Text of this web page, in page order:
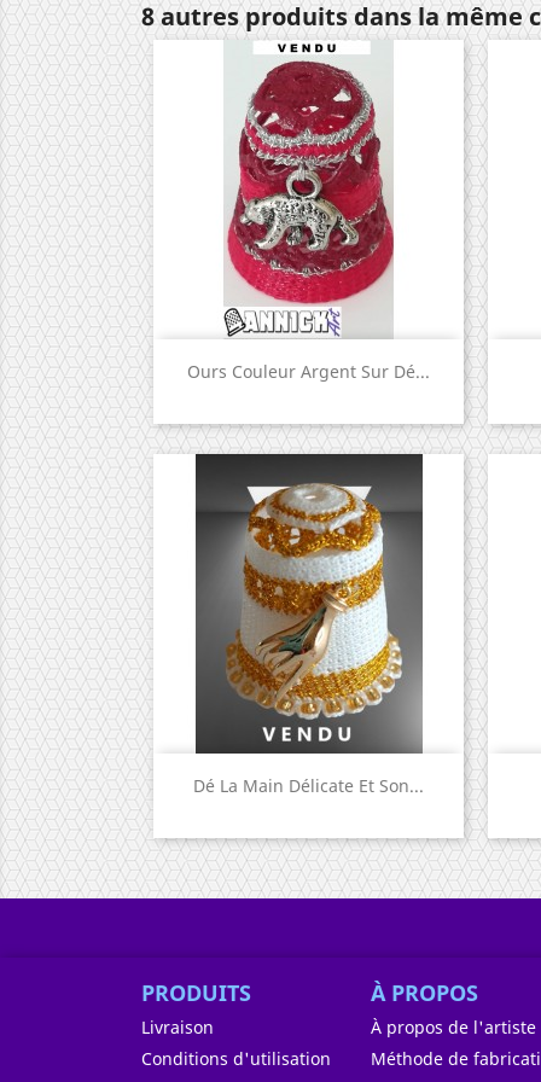
8 autres produits dans la même
Ours Couleur Argent Sur Dé...
Aperçu rapide
Dé La Main Délicate Et Son...
Aperçu rapide
PRODUITS
Livraison
Conditions d'utilisation
À PROPOS
À propos de l'artiste
Méthode de